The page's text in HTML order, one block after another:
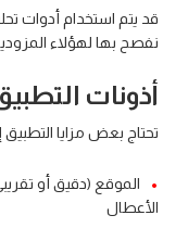
قد يتم استخدام أدوات
نفصح بها لهؤلاء
أذونات
تحتاج بعض مزايا
الموقع (دقيق أو
الأعطال